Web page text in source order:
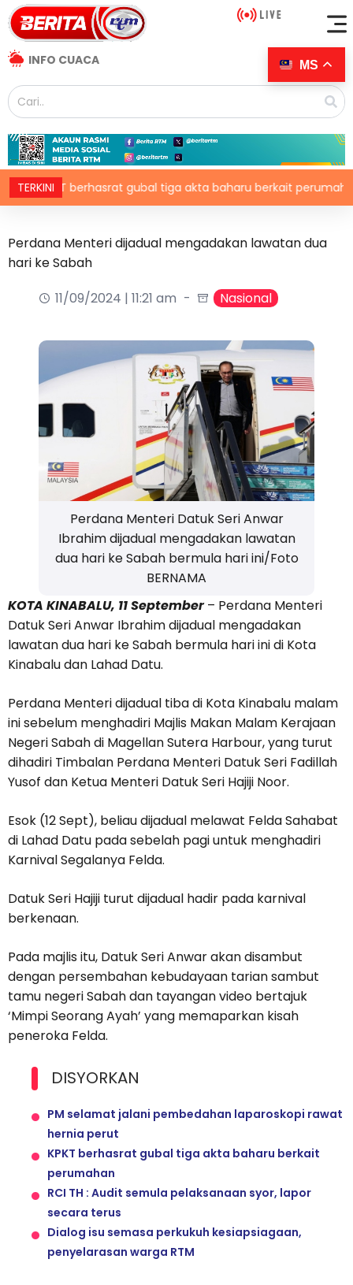
INFO CUACA
TERKINI
berhasrat gubal tiga akta baharu berkait perumahan
Perdana Menteri dijadual mengadakan lawatan dua
hari ke Sabah
11/09/2024 | 11:21 am
Nasional
Perdana Menteri Datuk Seri Anwar
Ibrahim dijadual mengadakan lawatan
dua hari ke Sabah bermula hari ini/Foto
BERNAMA
KOTA KINABALU, 11 September– Perdana Menteri
Datuk Seri Anwar Ibrahim dijadual mengadakan
lawatan dua hari ke Sabah bermula hari ini di Kota
Kinabalu dan Lahad Datu.
Perdana Menteri dijadual tiba di Kota Kinabalu malam
ini sebelum menghadiri Majlis Makan Malam Kerajaan
Negeri Sabah di Magellan Sutera Harbour, yang turut
dihadiri Timbalan Perdana Menteri Datuk Seri Fadillah
Yusof dan Ketua Menteri Datuk Seri Hajiji Noor.
Esok (12 Sept), beliau dijadual melawat Felda Sahabat
di Lahad Datu pada sebelah pagi untuk menghadiri
Karnival Segalanya Felda.
Datuk Seri Hajiji turut dijadual hadir pada karnival
berkenaan.
Pada majlis itu, Datuk Seri Anwar akan disambut
dengan persembahan kebudayaan tarian sambut
tamu negeri Sabah dan tayangan video bertajuk
‘Mimpi Seorang Ayah’ yang memaparkan kisah
peneroka Felda.
DISYORKAN
PM selamat jalani pembedahan laparoskopi rawat
hernia perut
KPKT berhasrat gubal tiga akta baharu berkait
perumahan
RCI TH : Audit semula pelaksanaan syor, lapor
secara terus
Dialog isu semasa perkukuh kesiapsiagaan,
penyelarasan warga RTM
MS